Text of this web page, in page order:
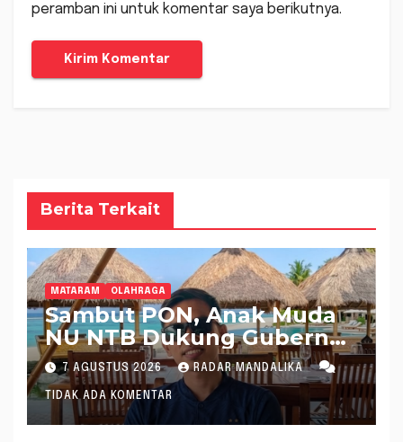
peramban ini untuk komentar saya berikutnya.
Berita Terkait
MATARAM OLAHRAGA
Sambut PON, Anak Muda
NU NTB Dukung Gubernur
Pimpin KONI NTB
7 AGUSTUS 2026 RADAR MANDALIKA
TIDAK ADA KOMENTAR